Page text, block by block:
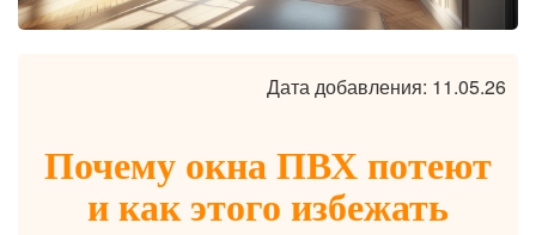
Дата добавления: 11.05.26
Почему окна ПВХ потеют
и как этого избежать